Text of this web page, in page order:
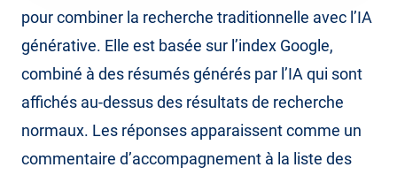
pour combiner la recherche traditionnelle avec l’IA
générative. Elle est basée sur l’index Google,
combiné à des résumés générés par l’IA qui sont
affichés au-dessus des résultats de recherche
normaux. Les réponses apparaissent comme un
commentaire d’accompagnement à la liste des